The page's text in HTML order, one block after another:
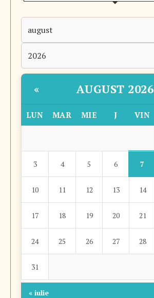
« AUGUST 2026
LUN MAR MIE J VIN
3 4 5 6 7
10 11 12 13 14
17 18 19 20 21
24 25 26 27 28
31
« iulie